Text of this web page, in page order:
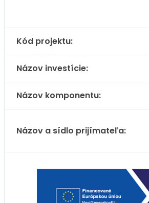
Kód projektu:
Názov investície:
Názov komponentu:
Názov a sídlo prijímateľa: